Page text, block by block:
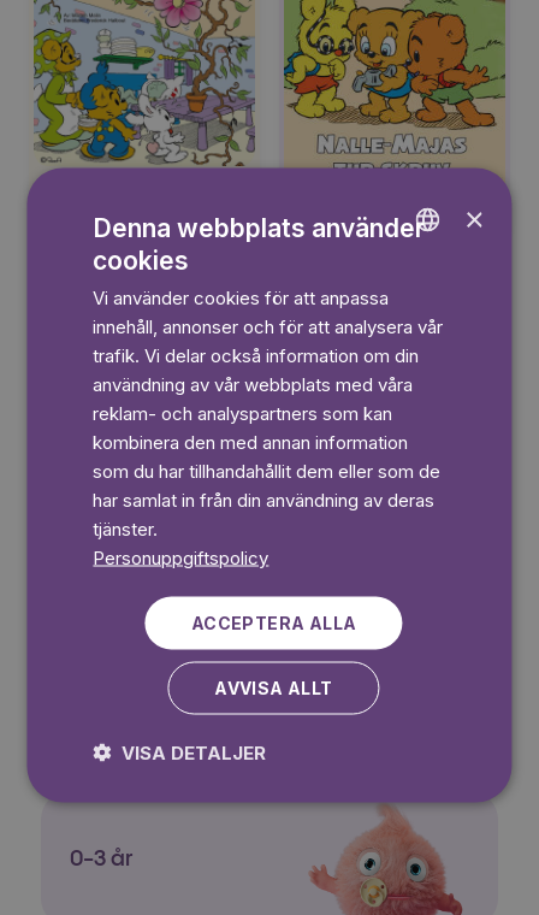
3+
Sagasagor
Pino
Lasse-Majas
0-3 år
×
Denna webbplats använder
cookies
Vi använder cookies för att anpassa
innehåll, annonser och för att analysera vår
trafik. Vi delar också information om din
användning av vår webbplats med våra
reklam- och analyspartners som kan
kombinera den med annan information
som du har tillhandahållit dem eller som de
har samlat in från din användning av deras
tjänster.
Personuppgiftspolicy
ACCEPTERA ALLA
AVVISA ALLT
VISA DETALJER